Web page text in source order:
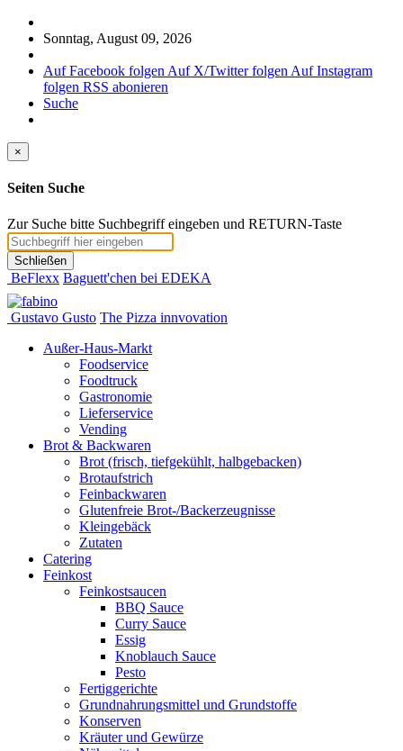
Sonntag, August 09, 2026
Auf Facebook folgen Auf X/Twitter folgen Auf Instagram
folgen RSS abonieren
Suche
×
Seiten Suche
Zur Suche bitte Suchbegriff eingeben und RETURN-Taste
Schließen
BeFlexx Baguett'chen bei EDEKA
Gustavo Gusto The Pizza innvovation
Außer-Haus-Markt
Foodservice
Foodtruck
Gastronomie
Lieferservice
Vending
Brot & Backwaren
Brot (frisch, tiefgekühlt, halbgebacken)
Brotaufstrich
Feinbackwaren
Glutenfreie Brot-/Backerzeugnisse
Kleingebäck
Zutaten
Catering
Feinkost
Feinkostsaucen
BBQ Sauce
Curry Sauce
Essig
Knoblauch Sauce
Pesto
Fertiggerichte
Grundnahrungsmittel und Grundstoffe
Konserven
Kräuter und Gewürze